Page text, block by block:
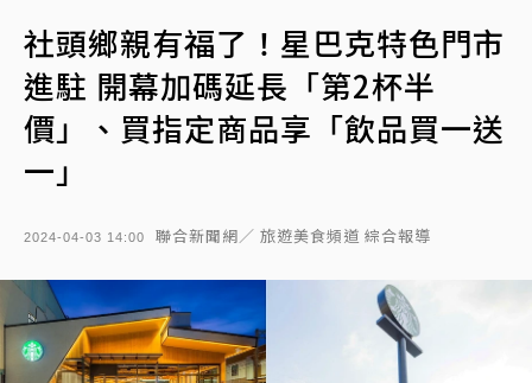
社頭鄉親有福了！星巴克特色門市
進駐 開幕加碼延長「第2杯半
價」、買指定商品享「飲品買一送
一」
2024-04-03 14:00 聯合新聞網／ 旅遊美食頻道 綜合報導